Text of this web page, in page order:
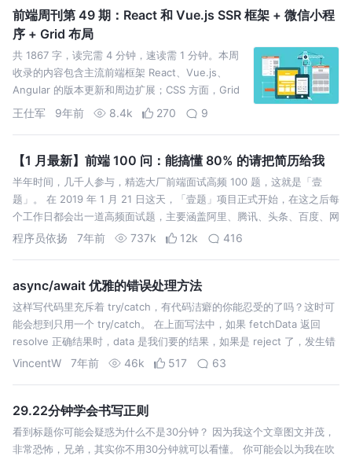
前端周刊第 49 期：React 和 Vue.js SSR 框架 + 微信小程
序 + Grid 布局
共 1867 字，读完需 4 分钟，速读需 1 分钟。本周
收录的内容包含主流前端框架 React、Vue.js、
Angular 的版本更新和周边扩展；CSS 方面，Grid
布局是值得关注的；开发效率方面，有 2 篇关于
王仕军 9年前 8.4k 270 9
【1 月最新】前端 100 问：能搞懂 80% 的请把简历给我
半年时间，几千人参与，精选大厂前端面试高频 100 题，这就是「壹
题」。 在 2019 年 1 月 21 日这天，「壹题」项目正式开始，在这之后每
个工作日都会出一道高频面试题，主要涵盖阿里、腾讯、头条、百度、网
易等大公司和常见题型。得益于大家热情参与，现在每道题都有很多答
程序员依扬 7年前 737k 12k 416
async/await 优雅的错误处理方法
这样写代码里充斥着 try/catch，有代码洁癖的你能忍受的了吗？这时可
能会想到只用一个 try/catch。 在上面写法中，如果 fetchData 返回
resolve 正确结果时，data 是我们要的结果，如果是 reject 了，发生错
误了，那么 data 是错误结果…
VincentW 7年前 46k 517 63
29.22分钟学会书写正则
看到标题你可能会疑惑为什么不是30分钟？ 因为我这个文章图文并茂，
非常恐怖，兄弟，其实你不用30分钟就可以看懂。 你可能会以为我在吹